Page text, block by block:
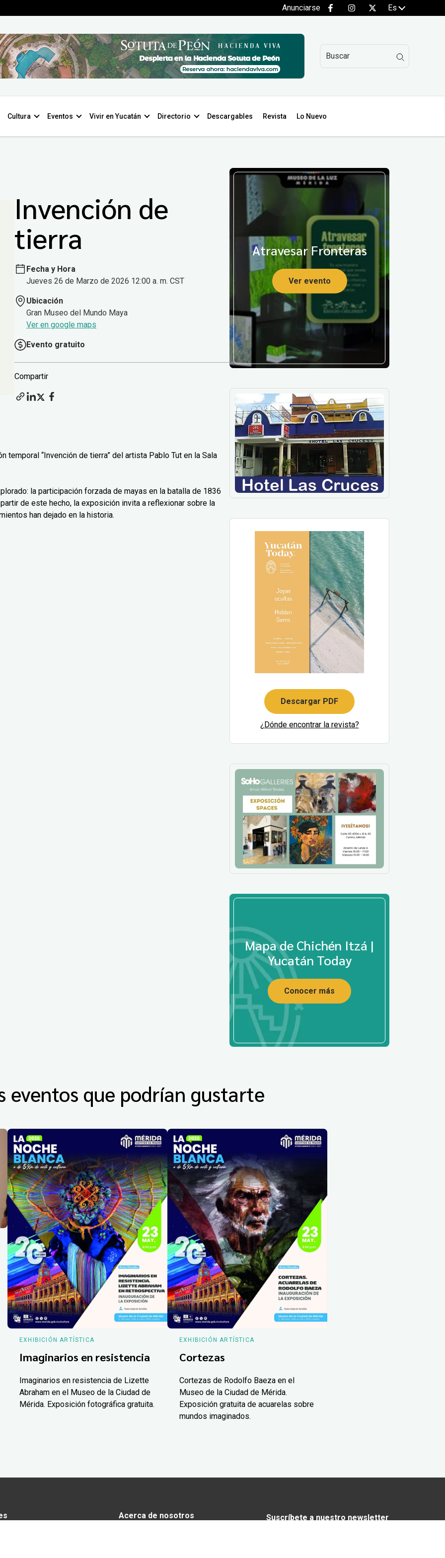
Anunciarse Es
Cultura Eventos Vivir en Yucatán Directorio Descargables Revista Lo Nuevo
Invención de
tierra
Fecha y Hora
Jueves 26 de Marzo de 2026 12:00 a. m. CST
Ubicación
Gran Museo del Mundo Maya
Ver en google maps
Evento gratuito
Compartir
“Invención de tierra” del artista Pablo Tut en la Sala
la participación forzada de mayas en la batalla de 1836
de este hecho, la exposición invita a reflexionar sobre la
han dejado en la historia.
Atravesar Fronteras
Ver evento
Descargar PDF
¿Dónde encontrar la revista?
Mapa de Chichén Itzá |
Yucatán Today
Conocer más
eventos que podrían gustarte
EXHIBICIÓN ARTÍSTICA
Imaginarios en resistencia
Imaginarios en resistencia de Lizette
Abraham en el Museo de la Ciudad de
Mérida. Exposición fotográfica gratuita.
EXHIBICIÓN ARTÍSTICA
Cortezas
Cortezas de Rodolfo Baeza en el
Museo de la Ciudad de Mérida.
Exposición gratuita de acuarelas sobre
mundos imaginados.
Acerca de nosotros
Suscríbete a nuestro newsletter